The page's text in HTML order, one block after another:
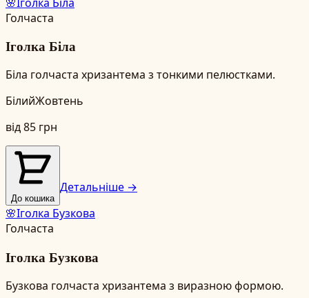
Голчаста
Іголка Біла
Біла голчаста хризантема з тонкими пелюстками.
БілийЖовтень
від85 грн
До кошика
Детальніше →
🌸Іголка Бузкова
Голчаста
Іголка Бузкова
Бузкова голчаста хризантема з виразною формою.